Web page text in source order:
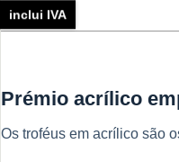
Prémio acrílico
Os troféus em acrílico são
inclui IVA